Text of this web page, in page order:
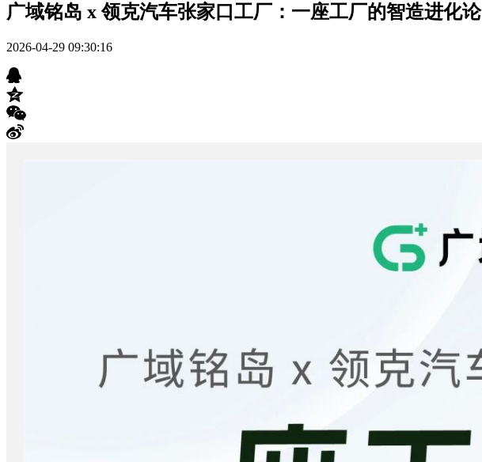
广域铭岛 x 领克汽车张家口工厂：一座工厂的智造进化论
2026-04-29 09:30:16